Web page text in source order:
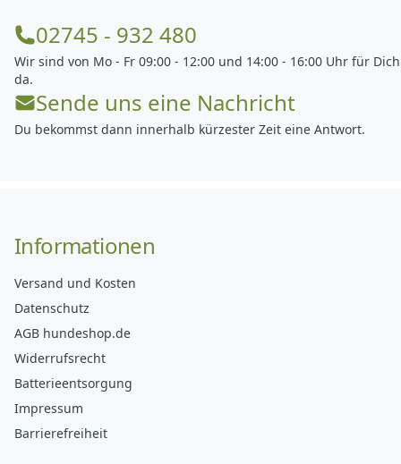
02745 - 932 480
Wir sind von Mo - Fr 09:00 - 12:00 und 14:00 - 16:00 Uhr für Dich
da.
Sende uns eine Nachricht
Du bekommst dann innerhalb kürzester Zeit eine Antwort.
Informationen
Versand und Kosten
Datenschutz
AGB hundeshop.de
Widerrufsrecht
Batterieentsorgung
Impressum
Barrierefreiheit